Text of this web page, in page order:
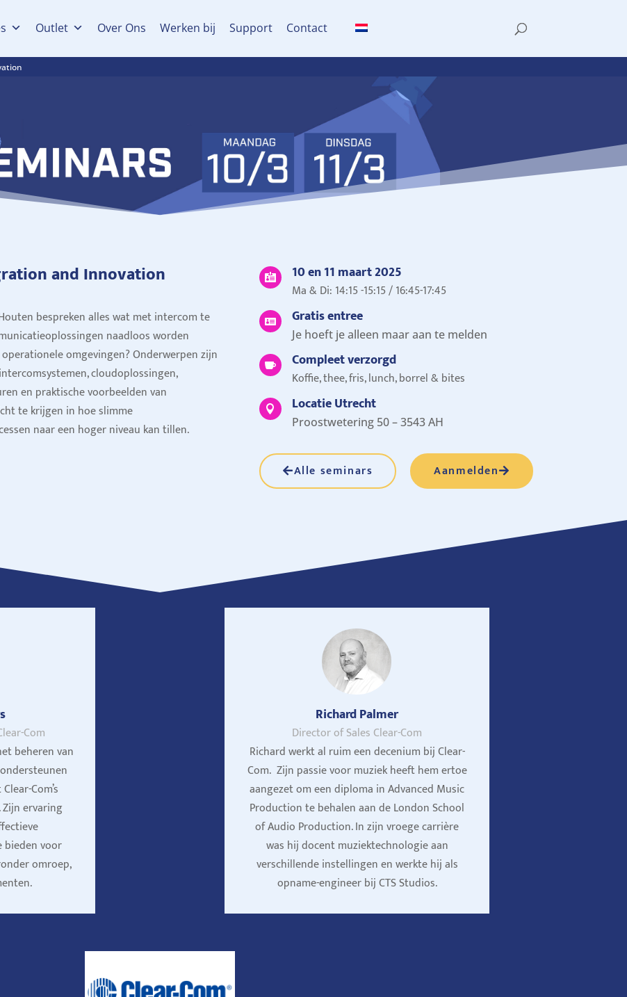
Outlet Over Ons Werken bij Support Contact
and Innovation
bespreken alles wat met intercom te
naadloos worden
omgevingen? Onderwerpen zijn
cloudoplossingen,
en praktische voorbeelden van
te krijgen in hoe slimme
naar een hoger niveau kan tillen.
 10 en 11 maart 2025
Ma & Di: 14:15 -15:15 / 16:45-17:45
 Gratis entree
Je hoeft je alleen maar aan te melden
 Compleet verzorgd
Koffie, thee, fris, lunch, borrel & bites
 Locatie Utrecht
Proostwetering 50 – 3543 AH
Alle seminars Aanmelden
Com
beheren van
Com’s
ervaring
bieden voor
omroep,
Richard Palmer
Director of Sales Clear-Com
Richard werkt al ruim een decenium bij Clear-
Com. Zijn passie voor muziek heeft hem ertoe
aangezet om een diploma in Advanced Music
Production te behalen aan de London School
of Audio Production. In zijn vroege carrière
was hij docent muziektechnologie aan
verschillende instellingen en werkte hij als
opname-engineer bij CTS Studios.